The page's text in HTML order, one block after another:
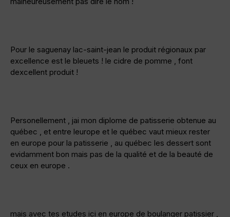
Pour le saguenay lac-saint-jean le produit régionaux par
excellence est le bleuets ! le cidre de pomme , font
dexcellent produit !
Personellement , jai mon diplome de patisserie obtenue au
québec , et entre leurope et le québec vaut mieux rester
en europe pour la patisserie , au québec les dessert sont
evidamment bon mais pas de la qualité et de la beauté de
ceux en europe .
mais avec tes etudes ici en europe de boulanger patissier ,